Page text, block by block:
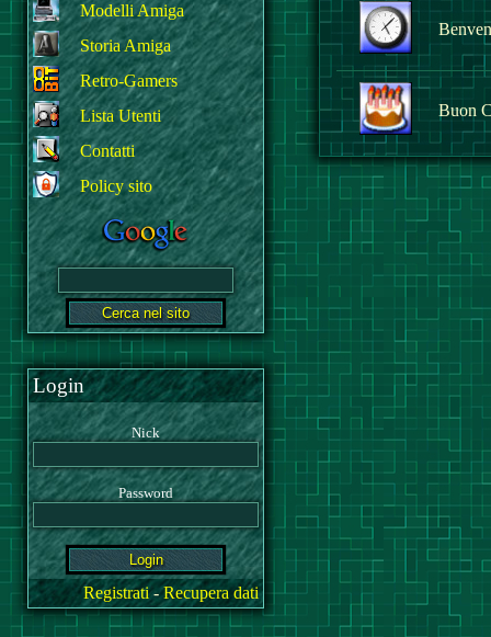
Modelli Amiga
Storia Amiga
Retro-Gamers
Lista Utenti
Contatti
Policy sito
Login
Nick
Password
Registrati-Recupera dati
Buon